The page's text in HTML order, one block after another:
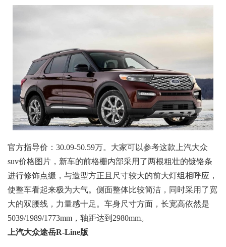
官方指导价：30.09-50.59万。大家可以参考这款上汽大众
suv价格图片，新车的前格栅内部采用了两根粗壮的镀铬条
进行修饰点缀，与造型方正且尺寸较大的前大灯组相呼应，
使整车看起来极为大气。侧面整体比较简洁，同时采用了宽
大的双腰线，力量感十足。车身尺寸方面，长宽高依然是
5039/1989/1773mm，轴距达到2980mm。
上汽大众途岳R-Line版